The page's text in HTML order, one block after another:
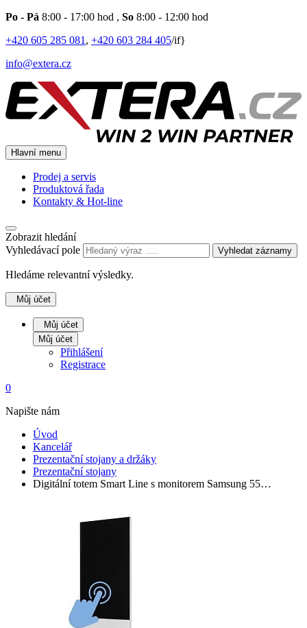
Po - Pá 8:00 - 17:00 hod , So 8:00 - 12:00 hod
+420 605 285 081 , +420 603 284 405/if}
info@extera.cz
Hlavní menu
Prodej a servis
Produktová řada
Kontakty & Hot-line
Zobrazit hledání
Vyhledávací pole
Vyhledat záznamy
Hledáme relevantní výsledky.
Můj účet
Můj účet
Můj účet
Přihlášení
Registrace
0
Napište nám
Úvod
Kancelář
Prezentační stojany a držáky
Prezentační stojany
Digitální totem Smart Line s monitorem Samsung 55…